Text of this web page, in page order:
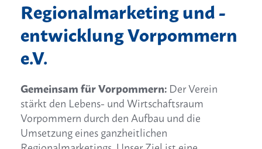
Regionalmarketing und -
entwicklung Vorpommern
e.V.
Gemeinsam für Vorpommern: Der Verein
stärkt den Lebens- und Wirtschaftsraum
Vorpommern durch den Aufbau und die
Umsetzung eines ganzheitlichen